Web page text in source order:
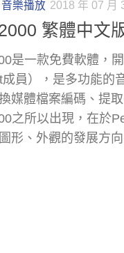
音樂播放 2018 年 07 月
繁體中文
是一款免費軟體，
員），是多功能的
媒體檔案編碼、提
之所以出現，在於
形、外觀的發展方